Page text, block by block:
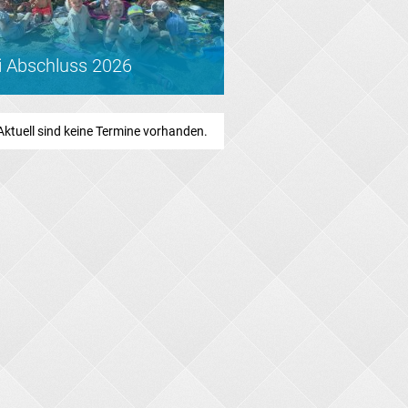
Abschluss 2026
sind keine Termine vorhanden.